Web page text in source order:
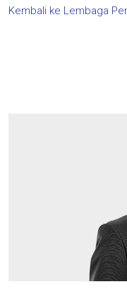
Kembali ke Lembaga